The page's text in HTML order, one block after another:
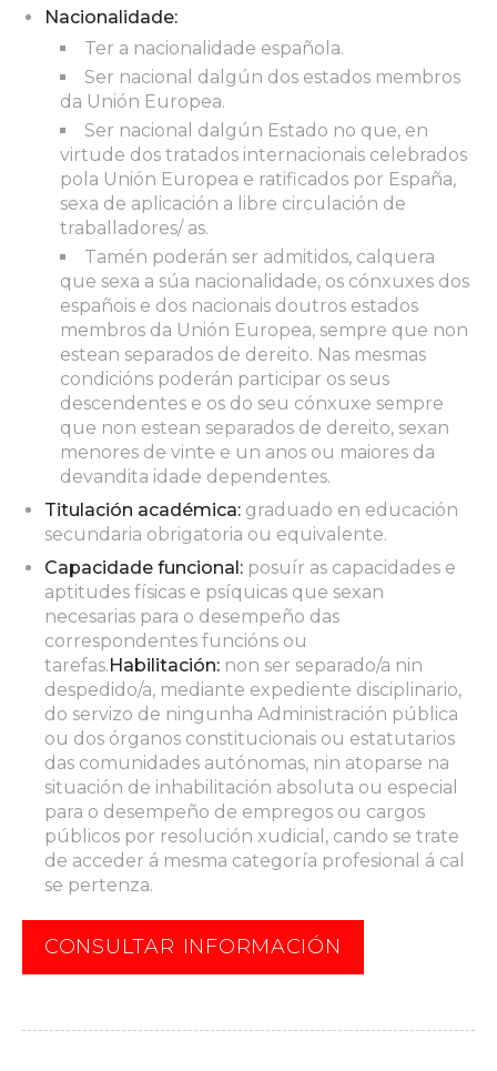
Nacionalidade:
Ter a nacionalidade española.
Ser nacional dalgún dos estados membros
da Unión Europea.
Ser nacional dalgún Estado no que, en
virtude dos tratados internacionais celebrados
pola Unión Europea e ratificados por España,
sexa de aplicación a libre circulación de
traballadores/ as.
Tamén poderán ser admitidos, calquera
que sexa a súa nacionalidade, os cónxuxes dos
españois e dos nacionais doutros estados
membros da Unión Europea, sempre que non
estean separados de dereito. Nas mesmas
condicións poderán participar os seus
descendentes e os do seu cónxuxe sempre
que non estean separados de dereito, sexan
menores de vinte e un anos ou maiores da
devandita idade dependentes.
Titulación académica: graduado en educación
secundaria obrigatoria ou equivalente.
Capacidade funcional: posuír as capacidades e
aptitudes físicas e psíquicas que sexan
necesarias para o desempeño das
correspondentes funcións ou
tarefas. Habilitación: non ser separado/a nin
despedido/a, mediante expediente disciplinario,
do servizo de ningunha Administración pública
ou dos órganos constitucionais ou estatutarios
das comunidades autónomas, nin atoparse na
situación de inhabilitación absoluta ou especial
para o desempeño de empregos ou cargos
públicos por resolución xudicial, cando se trate
de acceder á mesma categoría profesional á cal
se pertenza.
CONSULTAR INFORMACIÓN